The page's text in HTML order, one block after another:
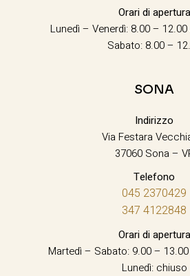
Orari di apertura
Lunedì – Venerdì: 8.00 –
Sabato: 8.00 –
SONA
Indirizzo
Via Festara
37060 Sona –
Telefono
045 2370429
347 4122848
Orari di apertura
Martedì – Sabato: 9.00 –
Lunedì: chiuso